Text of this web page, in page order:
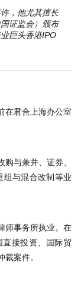
，他尤其擅长
证监会）颁布
巨头香港IPO
在君合上海办公室
与兼并、证券、
组与混合改制等业
师事务所执业。在
直接投资、国际贸
案件。